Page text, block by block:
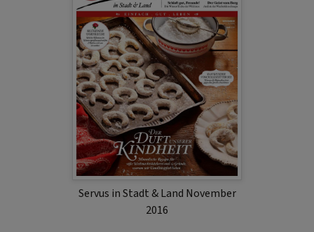
Servus in Stadt & Land November
2016